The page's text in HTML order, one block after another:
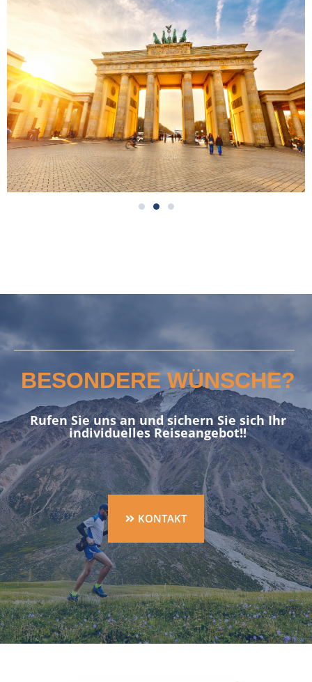
BESONDERE WÜNSCHE?
Rufen Sie uns an und sichern Sie sich Ihr
individuelles Reiseangebot!!
KONTAKT